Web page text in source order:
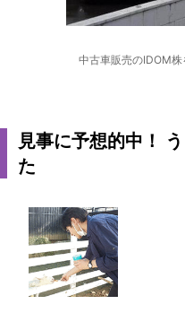
中古車販売のIDOM株
見事に予想的中！
た